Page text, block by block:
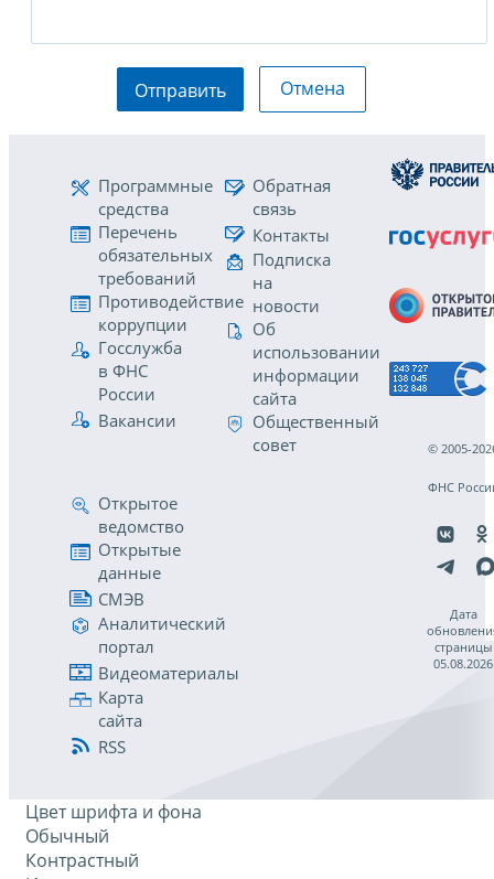
Отправить Отмена
Программные
средства
Перечень
обязательных
требований
Противодействие
коррупции
Госслужба
в ФНС
России
Вакансии
Обратная
связь
Контакты
Подписка
на
новости
Об
использовании
информации
сайта
Общественный
совет
Открытое
ведомство
Открытые
данные
СМЭВ
Аналитический
портал
Видеоматериалы
Карта
сайта
RSS
© 2005-
ФНС
Дата
страницы
05.08.2026
Цвет шрифта и фона
Обычный
Контрастный